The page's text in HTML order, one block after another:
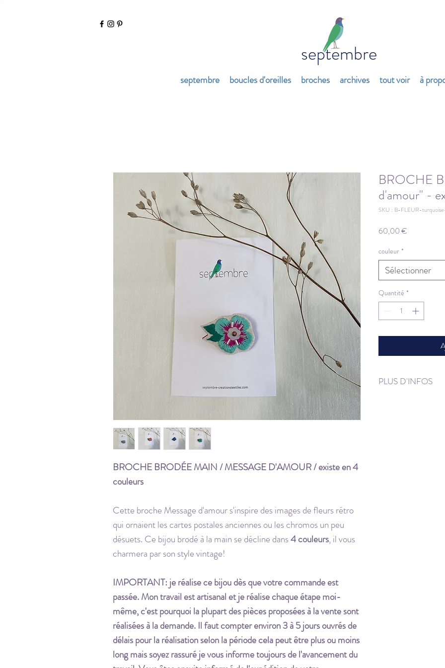
septembre
septembre boucles d'oreilles broches archives tout voir à
BROCHE BRODÉE MAIN / MESSAGE D'AMOUR / existe en 4
couleurs
Cette broche Message d'amour s'inspire des images de fleurs rétro
qui ornaient les cartes postales anciennes ou les chromos un peu
désuets. Ce bijou brodé à la main se décline dans4 couleurs, il vous
charmera par son style vintage!
IMPORTANT: je réalise ce bijou dès que votre commande est
passée. Mon travail est artisanal et je réalise chaque étape moi-
même, c'est pourquoi la plupart des pièces proposées à la vente sont
réalisées à la demande. Il faut compter environ 3 à 5 jours ouvrés de
délais pour la réalisation selon la période cela peut être plus ou moins
long mais soyez rassuré je vous informe toujours de l'avancement du
BROCHE
d'amour" -
SKU : B-FLEUR-
60,00 €
couleur *
Sélectionner
Quantité *
PLUS D'INFOS